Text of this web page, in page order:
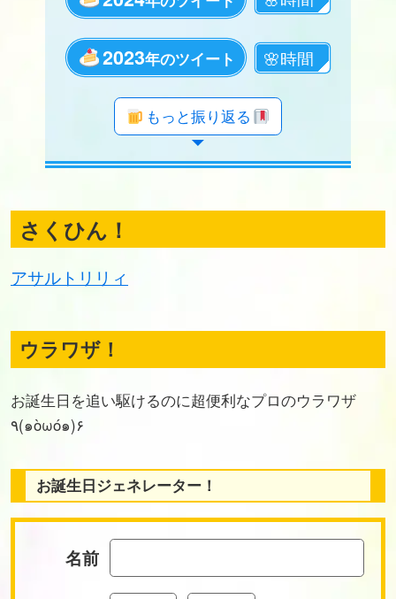
2023年のツイート
年のツイート
年のツイート
年のツイート
年のツイート
年のツイート
年のツイート
年のツイート
年のツイート
年のツイート
年のツイート
年のツイート
年のツイート
年のツイート
年のツイート
年のツイート
年のツイート
年のツイート
もっと振り返る
さくひん！
アサルトリリィ
ウラワザ！
お誕生日を追い駆けるのに超便利なプロのウラワザ
٩(๑òωó๑)۶
お誕生日ジェネレーター！
名前